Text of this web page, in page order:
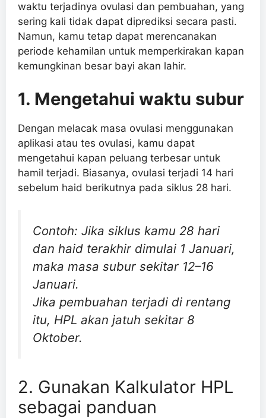
waktu terjadinya ovulasi dan pembuahan, yang
sering kali tidak dapat diprediksi secara pasti.
Namun, kamu tetap dapat merencanakan
periode kehamilan untuk memperkirakan kapan
kemungkinan besar bayi akan lahir.
1. Mengetahui waktu subur
Dengan melacak masa ovulasi menggunakan
aplikasi atau tes ovulasi, kamu dapat
mengetahui kapan peluang terbesar untuk
hamil terjadi. Biasanya, ovulasi terjadi 14 hari
sebelum haid berikutnya pada siklus 28 hari.
Contoh: Jika siklus kamu 28 hari
dan haid terakhir dimulai 1 Januari,
maka masa subur sekitar 12–16
Januari.
Jika pembuahan terjadi di rentang
itu, HPL akan jatuh sekitar 8
Oktober.
2. Gunakan Kalkulator HPL
sebagai panduan